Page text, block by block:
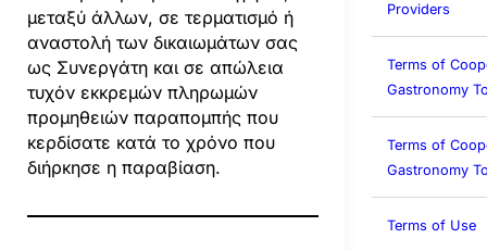
μεταξύ άλλων, σε τερματισμό ή
αναστολή των δικαιωμάτων σας
ως Συνεργάτη και σε απώλεια
τυχόν εκκρεμών πληρωμών
προμηθειών παραπομπής που
κερδίσατε κατά το χρόνο που
διήρκησε η παραβίαση.
Providers
Terms of
Gastronomy
Terms of
Gastronomy
Terms of Use